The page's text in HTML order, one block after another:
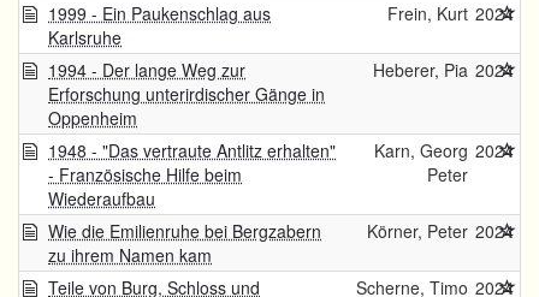
1999 - Ein Paukenschlag aus
Karlsruhe
Frein, Kurt 2024
1994 - Der lange Weg zur
Erforschung unterirdischer Gänge in
Oppenheim
Heberer, Pia 2024
1948 - "Das vertraute Antlitz erhalten"
- Französische Hilfe beim
Wiederaufbau
Karn, Georg
Peter
2024
Wie die Emilienruhe bei Bergzabern
zu ihrem Namen kam
Körner, Peter 2024
Teile von Burg, Schloss und
Scherne, Timo 2024